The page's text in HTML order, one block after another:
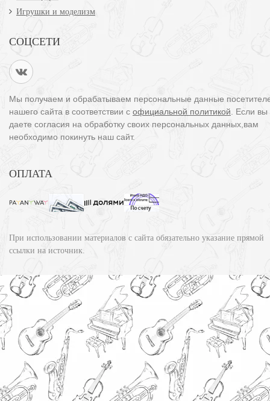
Игрушки и моделизм
СОЦСЕТИ
Мы получаем и обрабатываем персональные данные
нашего сайта в соответствии с официальной политикой . Если
даете согласия на обработку своих персональных данных,вам
необходимо покинуть наш сайт.
ОПЛАТА
При использовании материалов с сайта обязательно указание прямой
ссылки на источник.